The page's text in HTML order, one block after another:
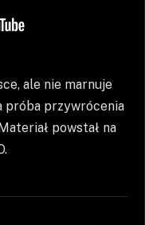
ale nie marnuje
próba przywrócenia
powstał na